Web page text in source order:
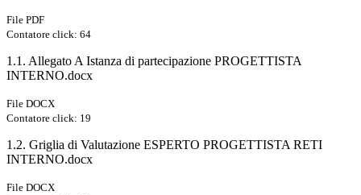
File PDF
Contatore click: 64
1.1. Allegato A Istanza di partecipazione PROGETTISTA
INTERNO.docx
File DOCX
Contatore click: 19
1.2. Griglia di Valutazione ESPERTO PROGETTISTA RETI
INTERNO.docx
File DOCX